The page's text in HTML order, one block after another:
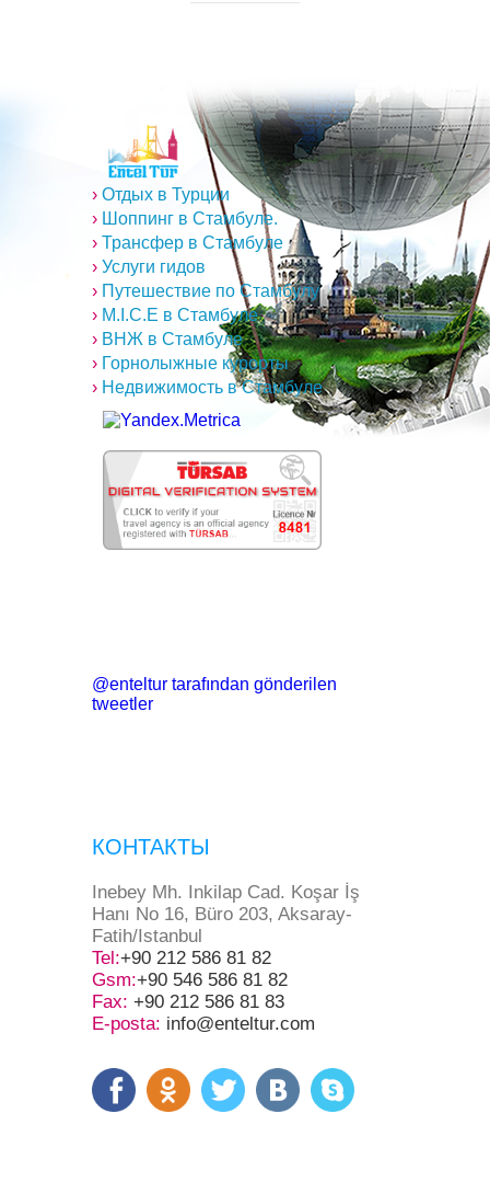
› Отдых в Турции
› Шоппинг в Стамбуле.
› Трансфер в Стамбуле
› Услуги гидов
› Путешествие по Стамбулу
› M.I.C.E в Стамбуле
› ВНЖ в Стамбуле
› Горнолыжные курорты
› Недвижимость в Стамбуле
@enteltur tarafından gönderilen
tweetler
КОНТАКТЫ
Inebey Mh. Inkilap Cad. Koşar İş
Hanı No 16, Büro 203, Aksaray-
Fatih/Istanbul
Tel:+90 212 586 81 82
Gsm:+90 546 586 81 82
Fax: +90 212 586 81 83
E-posta: info@enteltur.com